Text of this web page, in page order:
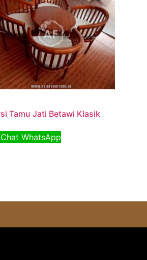
Tamu Jati Betawi Klasik
Chat WhatsApp